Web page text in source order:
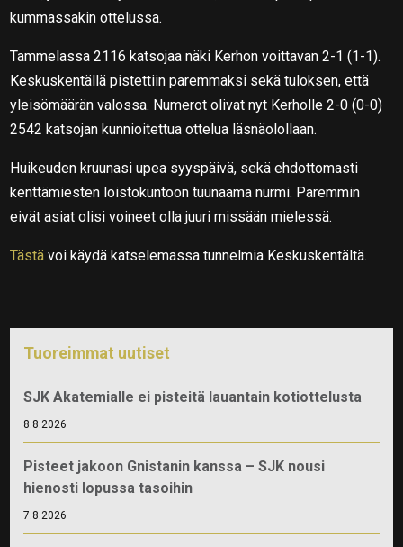
kummassakin ottelussa.
Tammelassa 2116 katsojaa näki Kerhon voittavan 2-1 (1-1).
Keskuskentällä pistettiin paremmaksi sekä tuloksen, että
yleisömäärän valossa. Numerot olivat nyt Kerholle 2-0 (0-0)
2542 katsojan kunnioitettua ottelua läsnäolollaan.
Huikeuden kruunasi upea syyspäivä, sekä ehdottomasti
kenttämiesten loistokuntoon tuunaama nurmi. Paremmin
eivät asiat olisi voineet olla juuri missään mielessä.
Tästä voi käydä katselemassa tunnelmia Keskuskentältä.
Tuoreimmat uutiset
SJK Akatemialle ei pisteitä lauantain kotiottelusta
8.8.2026
Pisteet jakoon Gnistanin kanssa – SJK nousi
hienosti lopussa tasoihin
7.8.2026